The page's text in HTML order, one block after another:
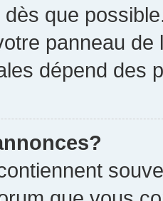
que
panneau de
dépend des